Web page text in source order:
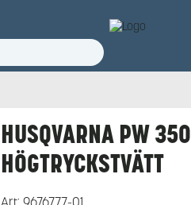
HUSQVARNA PW 350
HÖGTRYCKSTVÄTT